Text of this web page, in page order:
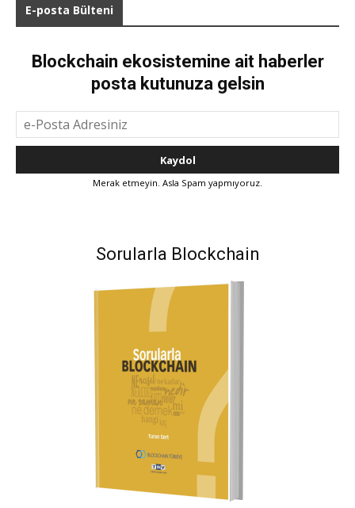
E-posta Bülteni
Blockchain ekosistemine ait haberler
posta kutunuza gelsin
Merak etmeyin. Asla Spam yapmıyoruz.
Sorularla Blockchain